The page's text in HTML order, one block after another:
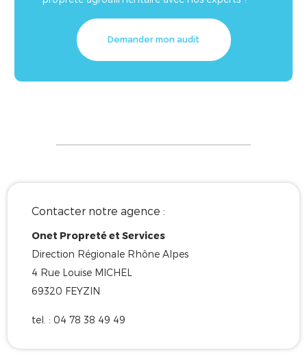
Demander mon audit
Contacter notre agence :
Onet Propreté et Services
Direction Régionale Rhône Alpes
4 Rue Louise MICHEL
69320 FEYZIN
tel. : 04 78 38 49 49